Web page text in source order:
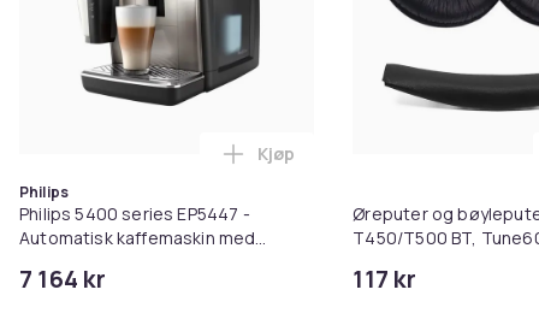
Philips
Philips 5400 series EP5447 -
Automatisk kaffemaskin med
7 164 kr
Legg Philips 5400 series
Kjøp
Øreputer og
T450/T500 BT,
117 kr